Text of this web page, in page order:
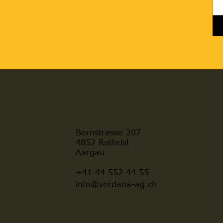
Bernstrasse 207
4852 Rothrist
Aargau
+41 44 552 44 55
info@verdana-ag.ch